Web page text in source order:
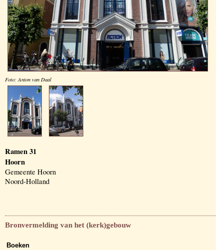
Foto: Anton van Daal
Ramen 31
Hoorn
Gemeente Hoorn
Noord-Holland
Bronvermelding van het (kerk)gebouw
Boeken